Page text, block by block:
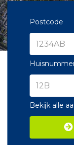
Postcode
Bekijk alle